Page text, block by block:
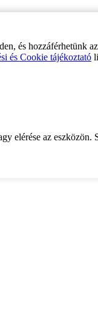
és hozzáférhetünk
és Cookie tájékoztató
elérése az eszközön.